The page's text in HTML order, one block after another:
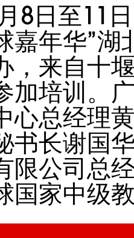
8日至11
嘉年华”湖
，来自十
加培训。
心总经理
书长谢国
限公司总
国家中级